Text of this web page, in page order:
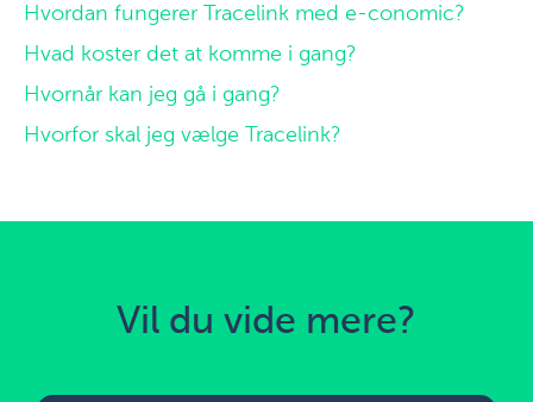
Hvordan fungerer Tracelink med e-conomic?
Hvad koster det at komme i gang?
Hvornår kan jeg gå i gang?
Hvorfor skal jeg vælge Tracelink?
Vil du vide mere?